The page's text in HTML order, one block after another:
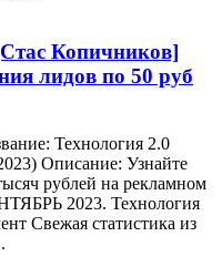
Копичников]
лидов по 50 руб
Технология 2.0
Описание: Узнайте
рублей на рекламном
2023. Технология
Свежая статистика из